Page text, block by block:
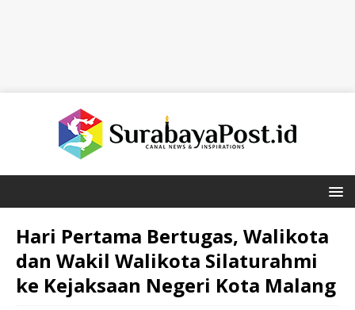
Hari Pertama Bertugas, Walikota
dan Wakil Walikota Silaturahmi
ke Kejaksaan Negeri Kota Malang